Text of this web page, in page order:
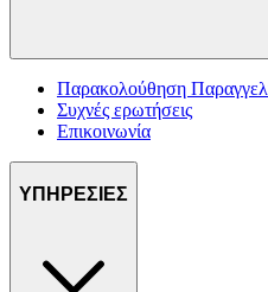
Παρακολούθηση
Συχνές ερωτήσεις
Επικοινωνία
ΥΠΗΡΕΣΙΕΣ